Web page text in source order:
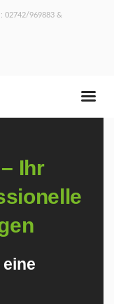
02742/969883 &
Ihr